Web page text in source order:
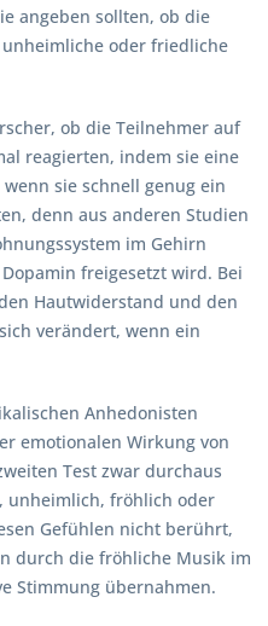
angeben sollten, ob die
oder friedliche
ob die Teilnehmer auf
reagierten, indem sie eine
sie schnell genug ein
denn aus anderen Studien
im Gehirn
freigesetzt wird. Bei
Hautwiderstand und den
verändert, wenn ein
Anhedonisten
emotionalen Wirkung von
Test zwar durchaus
unheimlich, fröhlich oder
Gefühlen nicht berührt,
durch die fröhliche Musik im
Stimmung übernahmen.